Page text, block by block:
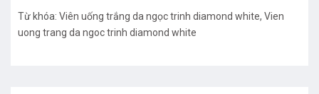
Từ khóa: Viên uống trắng da ngọc trinh diamond white, Vien
uong trang da ngoc trinh diamond white